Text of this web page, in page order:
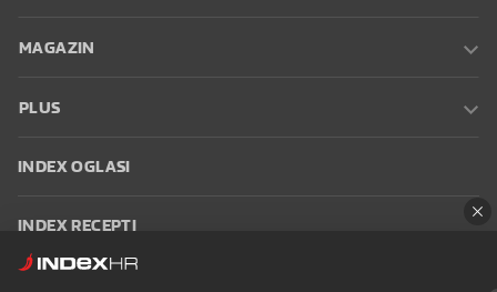
MAGAZIN
PLUS
INDEX OGLASI
INDEX RECEPTI